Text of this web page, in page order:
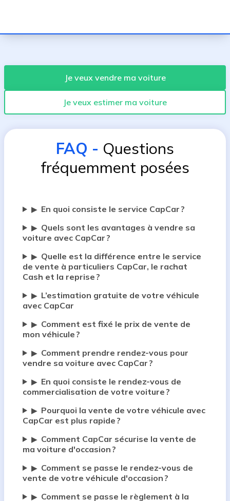
Je veux vendre ma voiture
Je veux estimer ma voiture
FAQ - Questions
fréquemment posées
▶ En quoi consiste le service CapCar ?
▶ Quels sont les avantages à vendre sa
voiture avec CapCar ?
▶ Quelle est la différence entre le service
de vente à particuliers CapCar, le rachat
Cash et la reprise ?
▶ L’estimation gratuite de votre véhicule
avec CapCar
▶ Comment est fixé le prix de vente de
mon véhicule ?
▶ Comment prendre rendez-vous pour
vendre sa voiture avec CapCar ?
▶ En quoi consiste le rendez-vous de
commercialisation de votre voiture ?
▶ Pourquoi la vente de votre véhicule avec
CapCar est plus rapide ?
▶ Comment CapCar sécurise la vente de
ma voiture d'occasion ?
▶ Comment se passe le rendez-vous de
vente de votre véhicule d'occasion ?
▶ Comment se passe le règlement à la